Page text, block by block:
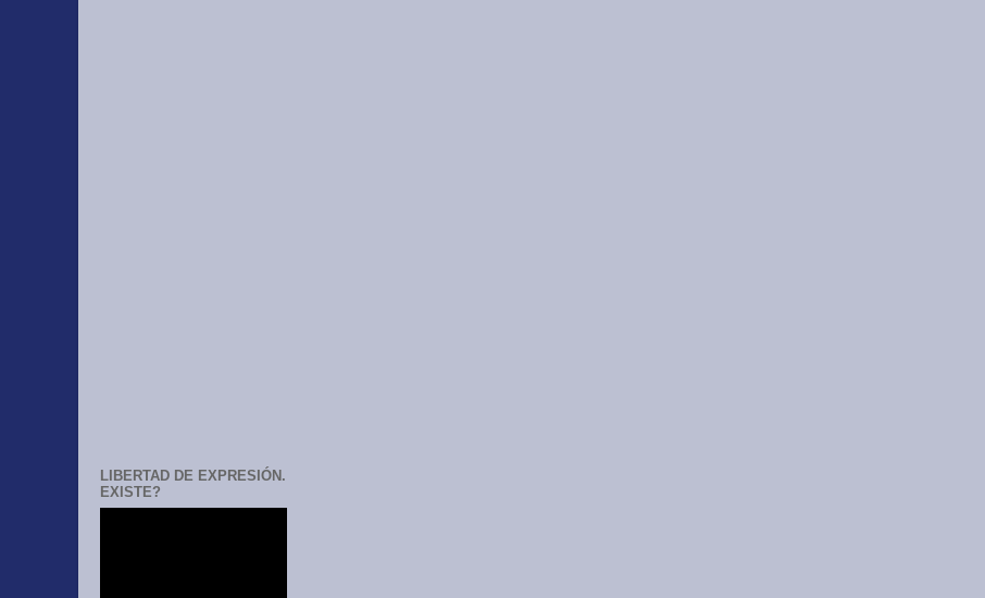
LIBERTAD DE EXPRESIÓN.
EXISTE?